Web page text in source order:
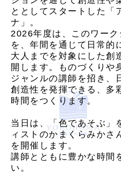
ととしてスタートした「
ナ」。
2026年度は、このワー
を、年間を通じて日常的
大人までを対象にした創
開します。ものづくりや
ジャンルの講師を招き、
創造性を発揮できる、多
時間をつくります。
当日は、「色であそぶ」
ィストのかまくらみかさ
を開催します。
講師とともに豊かな時間
い。